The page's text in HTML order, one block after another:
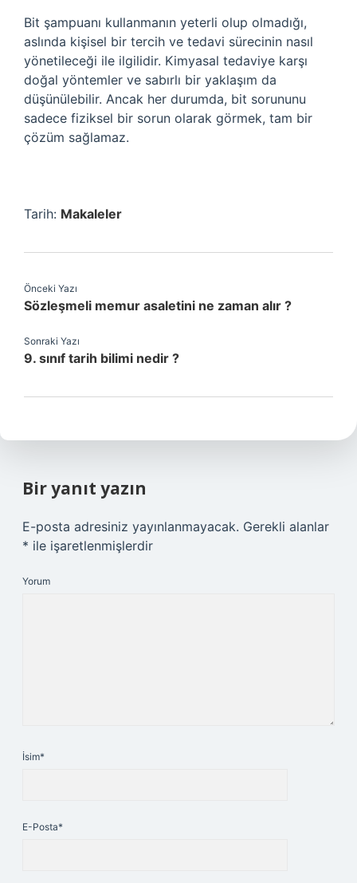
Bit şampuanı kullanmanın yeterli olup olmadığı,
aslında kişisel bir tercih ve tedavi sürecinin nasıl
yönetileceği ile ilgilidir. Kimyasal tedaviye karşı
doğal yöntemler ve sabırlı bir yaklaşım da
düşünülebilir. Ancak her durumda, bit sorununu
sadece fiziksel bir sorun olarak görmek, tam bir
çözüm sağlamaz.
Tarih: Makaleler
Önceki Yazı
Sözleşmeli memur asaletini ne zaman alır ?
Sonraki Yazı
9. sınıf tarih bilimi nedir ?
Bir yanıt yazın
E-posta adresiniz yayınlanmayacak. Gerekli alanlar
* ile işaretlenmişlerdir
Yorum
İsim*
E-Posta*